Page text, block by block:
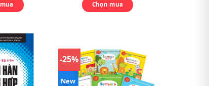
Chọn mua
-25%
New